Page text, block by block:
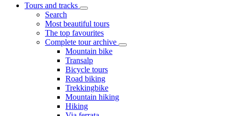
Tours and tracks
Search
Most beautiful tours
The top favourites
Complete tour archive
Mountain bike
Transalp
Bicycle tours
Road biking
Trekkingbike
Mountain hiking
Hiking